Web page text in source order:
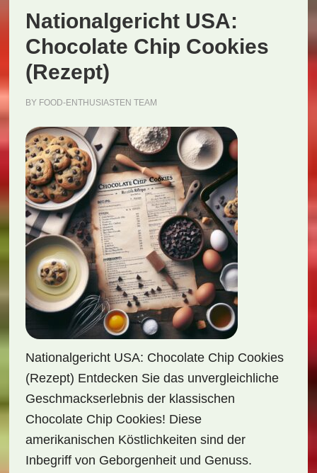
Nationalgericht USA:
Chocolate Chip Cookies
(Rezept)
BY FOOD-ENTHUSIASTEN TEAM
Nationalgericht USA: Chocolate Chip Cookies
(Rezept) Entdecken Sie das unvergleichliche
Geschmackserlebnis der klassischen
Chocolate Chip Cookies! Diese
amerikanischen Köstlichkeiten sind der
Inbegriff von Geborgenheit und Genuss.